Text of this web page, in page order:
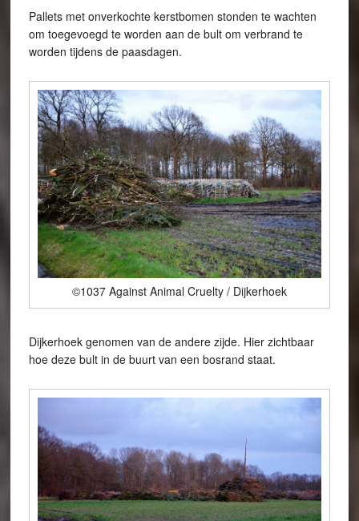
Pallets met onverkochte kerstbomen stonden te wachten
om toegevoegd te worden aan de bult om verbrand te
worden tijdens de paasdagen.
©1037 Against Animal Cruelty / Dijkerhoek
Dijkerhoek genomen van de andere zijde. Hier zichtbaar
hoe deze bult in de buurt van een bosrand staat.